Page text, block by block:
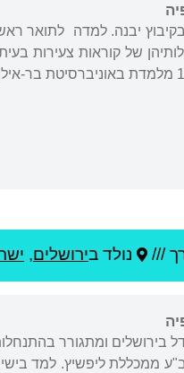
יבנה. למדה לתואר
של קוראות צעירות
/// נולד בירושלים,
בירושלים ומתגורר
ממכללת ליפשיץ. למד